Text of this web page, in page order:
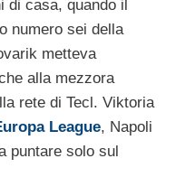
di casa, quando il
numero sei della
metteva
alla mezzora
rete di Tecl. Viktoria
League, Napoli
puntare solo sul